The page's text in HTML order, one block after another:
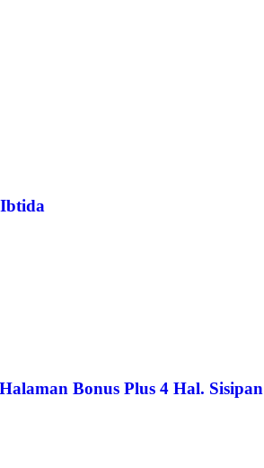
Bonus Plus 4 Hal. Sisipan